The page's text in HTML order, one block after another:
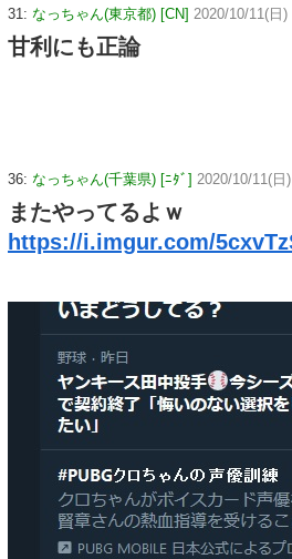
31: なっちゃん(東京都) [CN] 2020/10/11(日
甘利にも正論
36: なっちゃん(千葉県) [ﾆﾀﾞ] 2020/10/11(
またやってるよｗ
https://i.imgur.com/